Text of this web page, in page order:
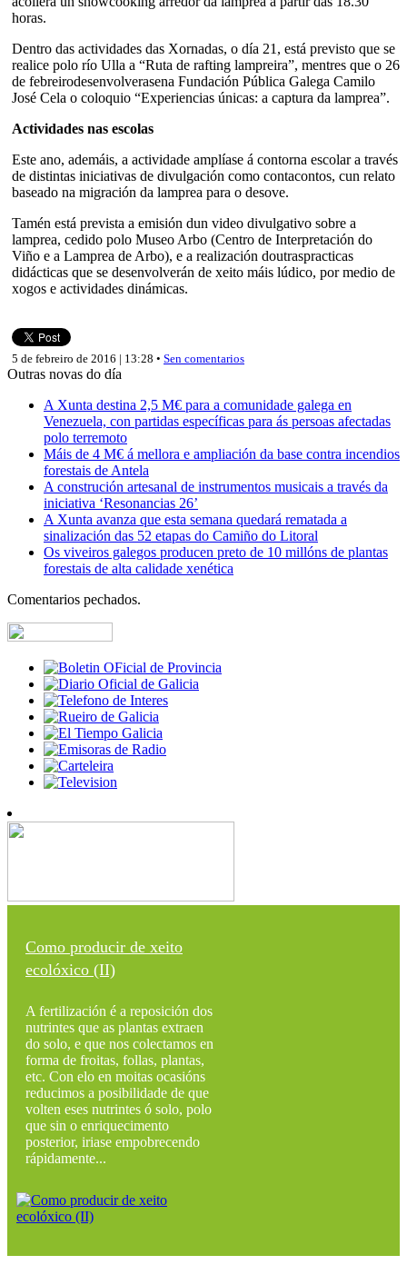
horas.
Dentro das actividades das Xornadas, o día 21, está previsto que se
realice polo río Ulla a “Ruta de rafting lampreira”, mentres que o 26
de febreirodesenvolverasena Fundación Pública Galega Camilo
José Cela o coloquio “Experiencias únicas: a captura da lamprea”.
Actividades nas escolas
Este ano, ademáis, a actividade amplíase á contorna escolar a través
de distintas iniciativas de divulgación como contacontos, cun relato
baseado na migración da lamprea para o desove.
Tamén está prevista a emisión dun video divulgativo sobre a
lamprea, cedido polo Museo Arbo (Centro de Interpretación do
Viño e a Lamprea de Arbo), e a realización doutraspracticas
didácticas que se desenvolverán de xeito máis lúdico, por medio de
xogos e actividades dinámicas.
5 de febreiro de 2016 | 13:28 • Sen comentarios
Outras novas do día
A Xunta destina 2,5 M€ para a comunidade galega en
Venezuela, con partidas específicas para ás persoas afectadas
polo terremoto
Máis de 4 M€ á mellora e ampliación da base contra incendios
forestais de Antela
A construción artesanal de instrumentos musicais a través da
iniciativa ‘Resonancias 26’
A Xunta avanza que esta semana quedará rematada a
sinalización das 52 etapas do Camiño do Litoral
Os viveiros galegos producen preto de 10 millóns de plantas
forestais de alta calidade xenética
Comentarios pechados.
Como producir de xeito
ecolóxico (II)
A fertilización é a reposición dos
nutrintes que as plantas extraen
do solo, e que nos colectamos en
forma de froitas, follas, plantas,
etc. Con elo en moitas ocasións
reducimos a posibilidade de que
volten eses nutrintes ó solo, polo
que sin o enriquecimento
posterior, iriase empobrecendo
rápidamente...